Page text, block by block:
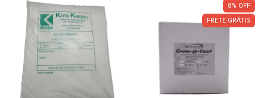
8% OFF
FRETE GRÁTIS